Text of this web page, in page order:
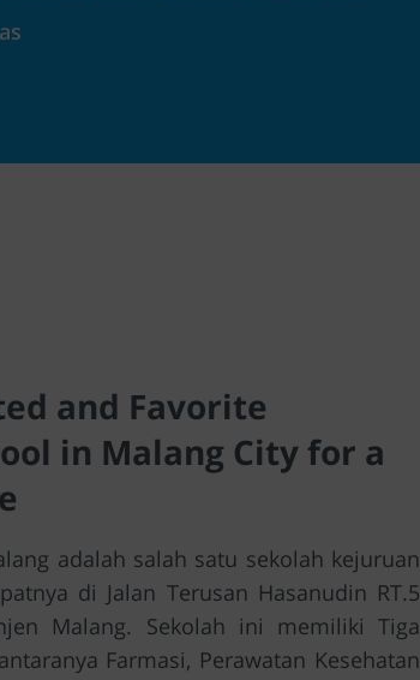
and Favorite
in Malang City for a
adalah salah satu sekolah kejuruan
di Jalan Terusan Hasanudin RT.5
Malang. Sekolah ini memiliki Tiga
Farmasi, Perawatan Kesehatan